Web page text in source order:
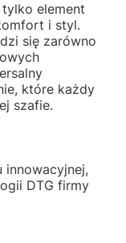
element
i styl.
się zarówno
które każdy
szafie.
innowacyjnej,
DTG firmy